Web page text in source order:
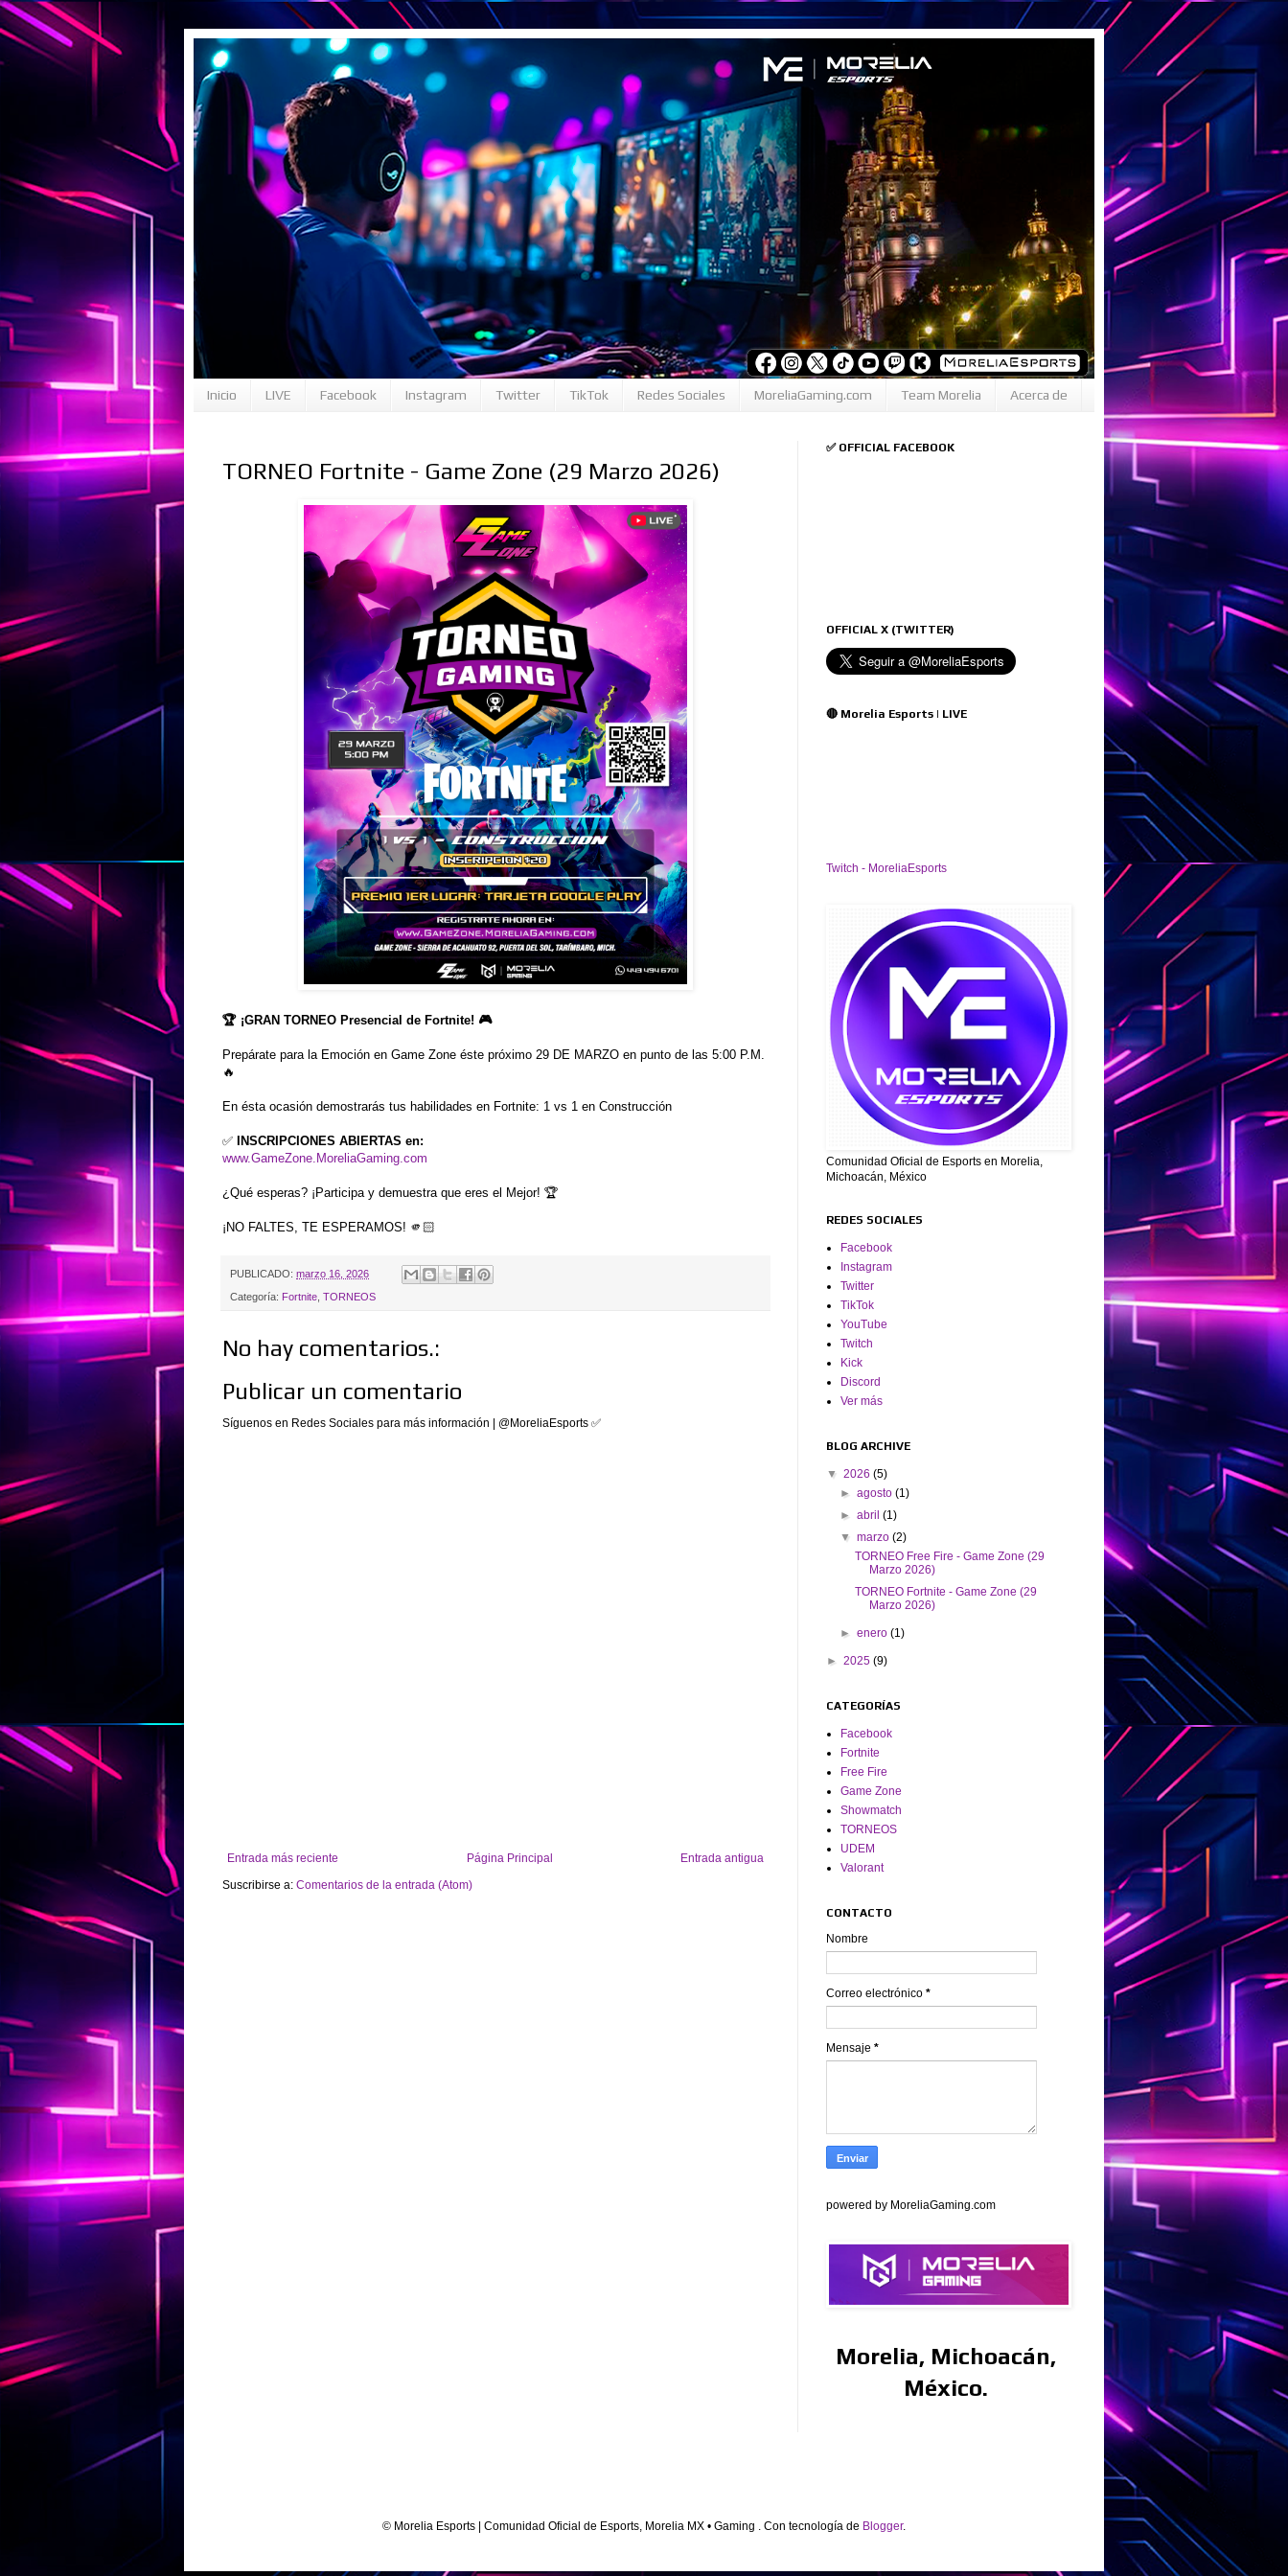
Inicio LIVE Facebook Instagram Twitter TikTok Redes Sociales MoreliaGaming.com Team Morelia Acerca de
TORNEO Fortnite - Game Zone (29 Marzo 2026)
🏆 ¡GRAN TORNEO Presencial de Fortnite! 🎮
Prepárate para la Emoción en Game Zone éste próximo 29 DE MARZO en punto de las 5:00 P.M.
🔥
En ésta ocasión demostrarás tus habilidades en Fortnite: 1 vs 1 en Construcción
✅
INSCRIPCIONES ABIERTAS en:
www.GameZone.MoreliaGaming.com
¿Qué esperas? ¡Participa y demuestra que eres el Mejor! 🏆
¡NO FALTES, TE ESPERAMOS! 🫵🏻
PUBLICADO: marzo 16, 2026
Categoría: Fortnite TORNEOS
No hay comentarios.:
Publicar un comentario
Síguenos en Redes Sociales para más información | @MoreliaEsports ✅
Entrada más reciente Entrada antigua
Página Principal
Suscribirse a: Comentarios de la entrada (Atom)
✅ OFFICIAL FACEBOOK
OFFICIAL X (TWITTER)
🔴 Morelia Esports | LIVE
Twitch - MoreliaEsports
Comunidad Oficial de Esports en Morelia,
Michoacán, México
REDES SOCIALES
Facebook
Instagram
Twitter
TikTok
YouTube
Twitch
Kick
Discord
Ver más
BLOG ARCHIVE
▼ 2026 (5)
►agosto(1)
►abril(1)
▼marzo(2)
TORNEO Free Fire - Game Zone (29
Marzo 2026)
TORNEO Fortnite - Game Zone (29
Marzo 2026)
►enero(1)
► 2025 (9)
CATEGORÍAS
Facebook
Fortnite
Free Fire
Game Zone
Showmatch
TORNEOS
UDEM
Valorant
CONTACTO
Nombre
Correo electrónico *
Mensaje *
powered by MoreliaGaming.com
Morelia, Michoacán,
México.
© Morelia Esports | Comunidad Oficial de Esports, Morelia MX • Gaming . Con tecnología de Blogger.